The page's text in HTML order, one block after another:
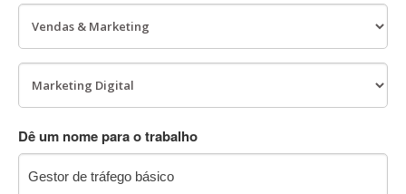
Dê um nome para o trabalho